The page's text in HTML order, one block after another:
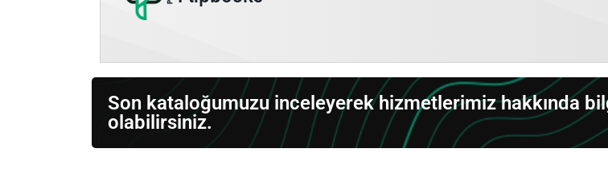
Son kataloğumuzu inceleyerek hizmetlerimiz hakkında
olabilirsiniz.